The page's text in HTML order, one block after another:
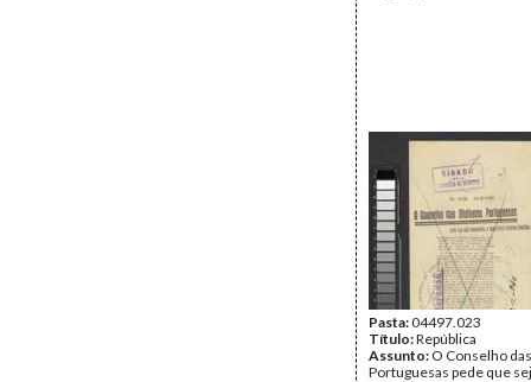
Pasta:04497.023
Título:República
Assunto: O Conselho
Portuguesas pede que